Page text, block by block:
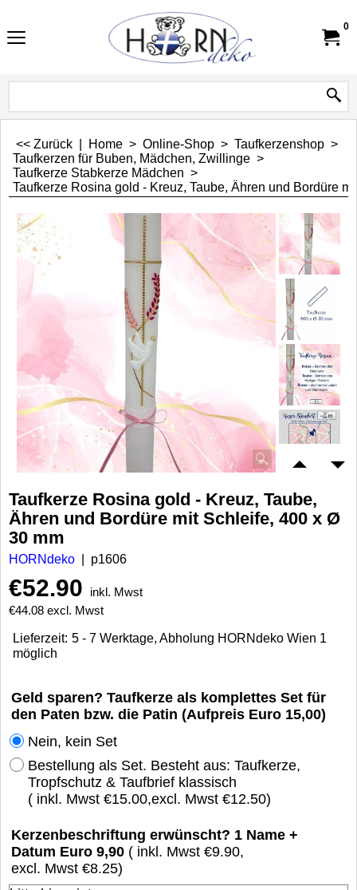
0
<< Zurück Home > Online-Shop > Taufkerzenshop >
Taufkerzen für Buben, Mädchen, Zwillinge >
Taufkerze Stabkerze Mädchen >
Taufkerze Rosina gold - Kreuz, Taube, Ähren und Bordüre
Taufkerze Rosina gold - Kreuz, Taube,
Ähren und Bordüre mit Schleife, 400 x Ø
30 mm
HORNdeko p1606
€52.90
inkl. Mwst
€44.08 excl. Mwst
Lieferzeit: 5 - 7 Werktage, Abholung HORNdeko Wien 1
möglich
Geld sparen? Taufkerze als komplettes Set für
den Paten bzw. die Patin (Aufpreis Euro 15,00)
Nein, kein Set
Bestellung als Set. Besteht aus: Taufkerze,
Tropfschutz & Taufbrief klassisch
( inkl. Mwst €15.00,excl. Mwst €12.50)
Kerzenbeschriftung erwünscht? 1 Name +
Datum Euro 9,90 ( inkl. Mwst €9.90,
excl. Mwst €8.25)